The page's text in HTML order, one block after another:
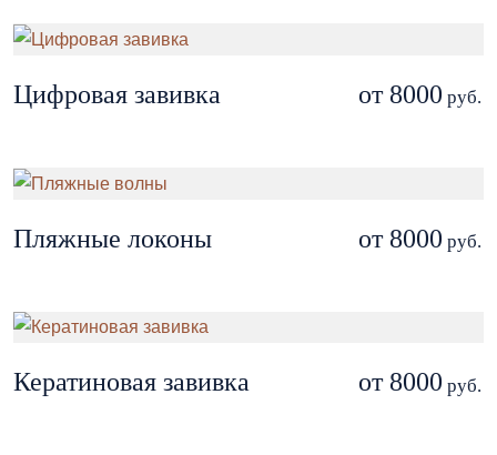
Цифровая завивка от 8000 руб.
Пляжные локоны от 8000 руб.
Кератиновая завивка от 8000 руб.